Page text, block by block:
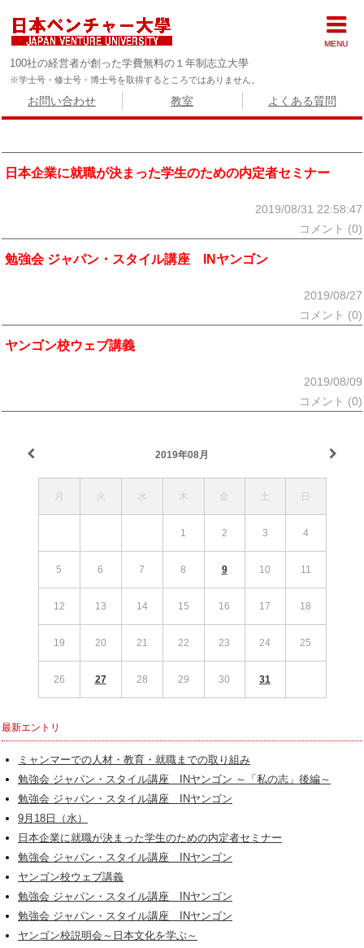
100社の経営者が創った学費無料の１年制志立大學
※学士号・修士号・博士号を取得するところではありません。
お問い合わせ 教室 よくある質問
日本企業に就職が決まった学生のための内定者セミナー
2019/08/31 22:58:47
コメント (0)
勉強会 ジャパン・スタイル講座 INヤンゴン
2019/08/27
コメント (0)
ヤンゴン校ウェブ講義
2019/08/09
コメント (0)
2019年08月
月 火 水 木 金 土 日
1 2 3 4
5 6 7 8 9 10 11
12 13 14 15 16 17 18
19 20 21 22 23 24 25
26 27 28 29 30 31
最新エントリ
ミャンマーでの人材・教育・就職までの取り組み
勉強会 ジャパン・スタイル講座 INヤンゴン ～「私の志」後編～
勉強会 ジャパン・スタイル講座 INヤンゴン
9月18日（水）
日本企業に就職が決まった学生のための内定者セミナー
勉強会 ジャパン・スタイル講座 INヤンゴン
ヤンゴン校ウェブ講義
勉強会 ジャパン・スタイル講座 INヤンゴン
勉強会 ジャパン・スタイル講座 INヤンゴン
ヤンゴン校説明会～日本文化を学ぶ～
MENU